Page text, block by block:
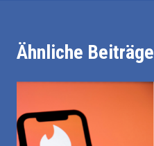
Ähnliche Beiträge